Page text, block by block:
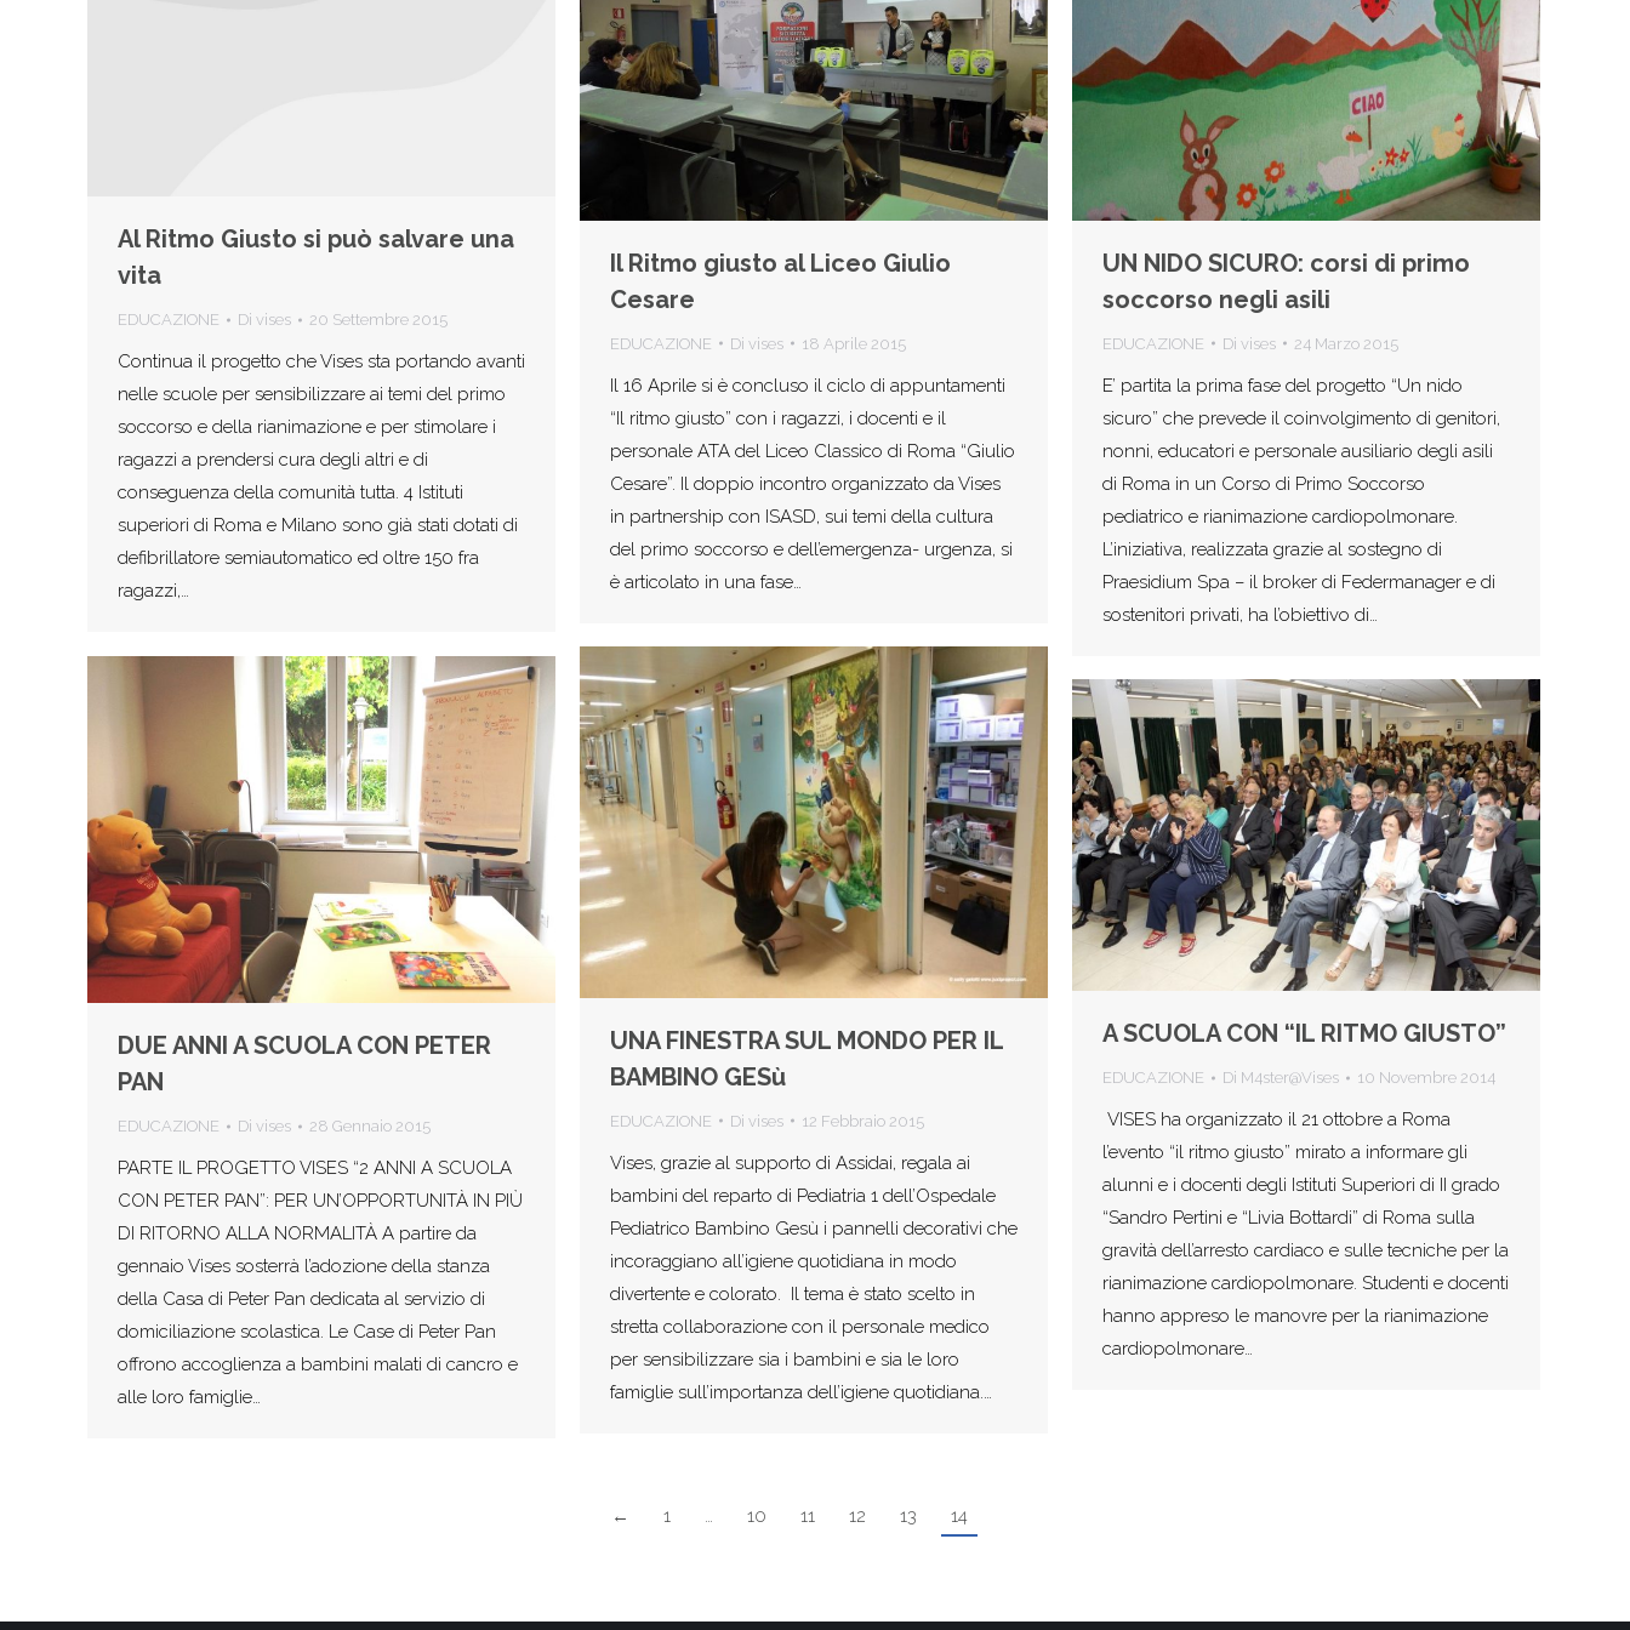
Al Ritmo Giusto si può salvare una
vita
EDUCAZIONE Di vises 20 Settembre 2015
Continua il progetto che Vises sta portando avanti
nelle scuole per sensibilizzare ai temi del primo
soccorso e della rianimazione e per stimolare i
ragazzi a prendersi cura degli altri e di
conseguenza della comunità tutta. 4 Istituti
superiori di Roma e Milano sono già stati dotati di
defibrillatore semiautomatico ed oltre 150 fra
ragazzi,…
Il Ritmo giusto al Liceo Giulio
Cesare
EDUCAZIONE Di vises 18 Aprile 2015
Il 16 Aprile si è concluso il ciclo di appuntamenti
“Il ritmo giusto” con i ragazzi, i docenti e il
personale ATA del Liceo Classico di Roma “Giulio
Cesare”. Il doppio incontro organizzato da Vises
in partnership con ISASD, sui temi della cultura
del primo soccorso e dell’emergenza- urgenza, si
è articolato in una fase…
UN NIDO SICURO: corsi di primo
soccorso negli asili
EDUCAZIONE Di vises 24 Marzo 2015
E’ partita la prima fase del progetto “Un nido
sicuro” che prevede il coinvolgimento di genitori,
nonni, educatori e personale ausiliario degli asili
di Roma in un Corso di Primo Soccorso
pediatrico e rianimazione cardiopolmonare.
L’iniziativa, realizzata grazie al sostegno di
Praesidium Spa – il broker di Federmanager e di
sostenitori privati, ha l’obiettivo di…
UNA FINESTRA SUL MONDO PER IL
BAMBINO GESù
EDUCAZIONE Di vises 12 Febbraio 2015
Vises, grazie al supporto di Assidai, regala ai
bambini del reparto di Pediatria 1 dell’Ospedale
Pediatrico Bambino Gesù i pannelli decorativi che
incoraggiano all’igiene quotidiana in modo
divertente e colorato. Il tema è stato scelto in
stretta collaborazione con il personale medico
per sensibilizzare sia i bambini e sia le loro
famiglie sull’importanza dell’igiene quotidiana.…
DUE ANNI A SCUOLA CON PETER
PAN
EDUCAZIONE Di vises 28 Gennaio 2015
PARTE IL PROGETTO VISES “2 ANNI A SCUOLA
CON PETER PAN”: PER UN’OPPORTUNITÀ IN PIÙ
DI RITORNO ALLA NORMALITÀ A partire da
gennaio Vises sosterrà l’adozione della stanza
della Casa di Peter Pan dedicata al servizio di
domiciliazione scolastica. Le Case di Peter Pan
offrono accoglienza a bambini malati di cancro e
alle loro famiglie…
A SCUOLA CON “IL RITMO GIUSTO”
EDUCAZIONE Di M4ster@Vises 10 Novembre 2014
VISES ha organizzato il 21 ottobre a Roma
l’evento “il ritmo giusto” mirato a informare gli
alunni e i docenti degli Istituti Superiori di II grado
“Sandro Pertini e “Livia Bottardi” di Roma sulla
gravità dell’arresto cardiaco e sulle tecniche per la
rianimazione cardiopolmonare. Studenti e docenti
hanno appreso le manovre per la rianimazione
cardiopolmonare…
← 1 … 10 11 12 13 14